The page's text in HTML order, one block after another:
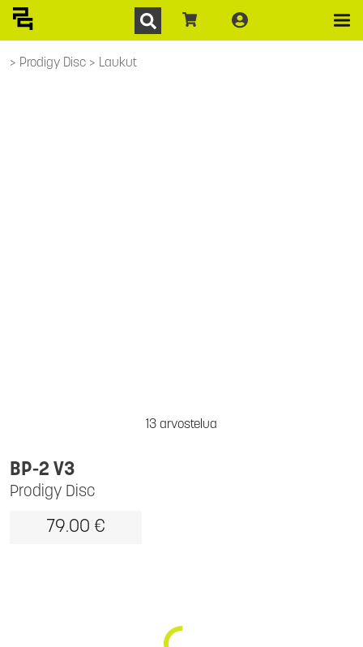
Prodigy Disc Laukut
13 arvostelua
Prodigy Disc
BP-2 V3
79.00 €